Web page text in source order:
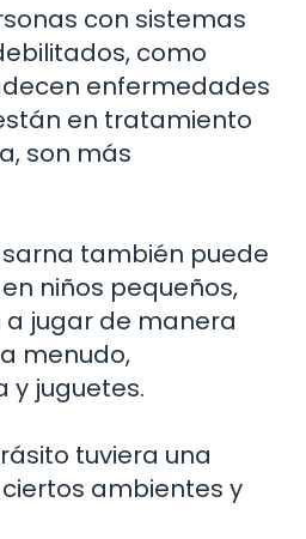
con sistemas
como
enfermedades
en tratamiento
son más
también puede
niños pequeños,
jugar de manera
menudo,
y juguetes.
tuviera una
ambientes y